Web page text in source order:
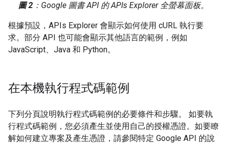
圖 2 ：Google 圖書 API 的 APIs Explorer 全螢幕面板。
根據預設，APIs Explorer 會顯示如何使用 cURL 執行要
求。部分 API 也可能會顯示其他語言的範例，例如
JavaScript、Java 和 Python。
在本機執行程式碼範例
下列分頁說明執行程式碼範例的必要條件和步驟。 如要執
行程式碼範例，您必須產生並使用自己的授權憑證。如要瞭
解如何建立專案及產生憑證，請參閱特定 Google API 的說